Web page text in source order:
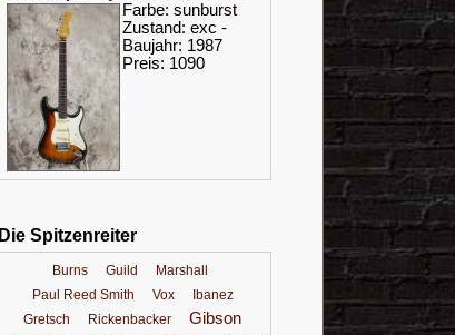
Farbe: sunburst
Zustand: exc -
Baujahr: 1987
Preis: 1090
Die Spitzenreiter
Burns Guild
Marshall
Paul Reed Smith
Vox
Ibanez
Gretsch
Rickenbacker Gibson